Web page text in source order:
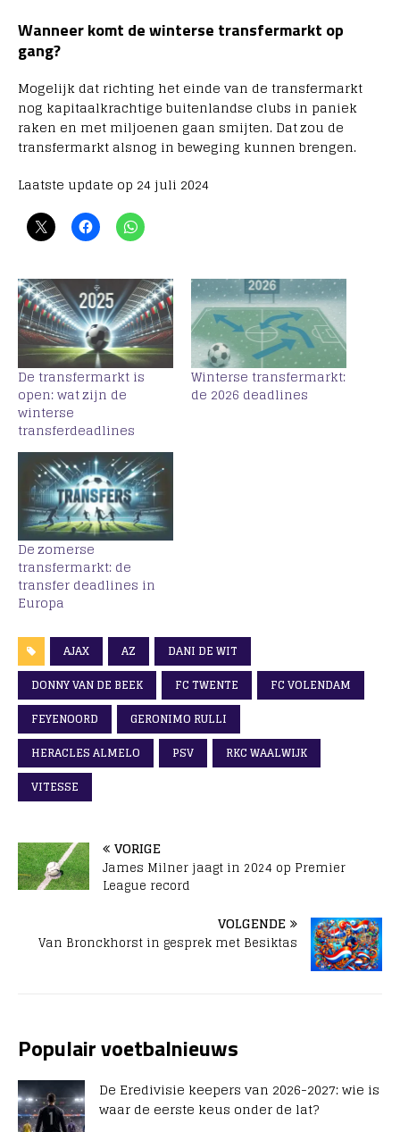
Wanneer komt de winterse transfermarkt op
gang?
Mogelijk dat richting het einde van de transfermarkt
nog kapitaalkrachtige buitenlandse clubs in paniek
raken en met miljoenen gaan smijten. Dat zou de
transfermarkt alsnog in beweging kunnen brengen.
Laatste update op 24 juli 2024
De transfermarkt is
open: wat zijn de
winterse
transferdeadlines
Winterse transfermarkt:
de 2026 deadlines
De zomerse
transfermarkt: de
transfer deadlines in
Europa
AJAX AZ
DANI DE WIT
DONNY VAN DE BEEK
FC TWENTE
FC VOLENDAM
FEYENOORD
GERONIMO RULLI
HERACLES ALMELO
PSV
RKC WAALWIJK
VITESSE
VORIGE
James Milner jaagt in 2024 op Premier
League record
VOLGENDE
Van Bronckhorst in gesprek met Besiktas
Populair voetbalnieuws
De Eredivisie keepers van 2026-2027: wie is
waar de eerste keus onder de lat?